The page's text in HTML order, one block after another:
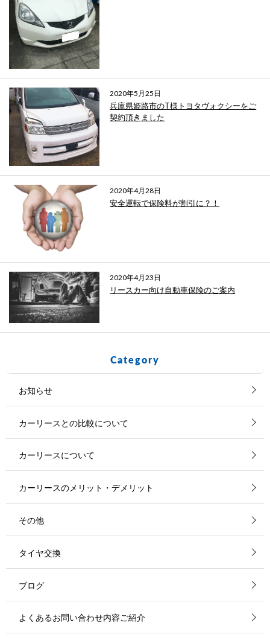
2020年5月25日
兵庫県姫路市のT様トヨタヴォクシーをご
契約頂きました
2020年4月28日
安全運転で保険料が割引に？！
2020年4月23日
リースカー向け自動車保険のご案内
Category
お知らせ
カーリースとの比較について
カーリースについて
カーリースのメリット・デメリット
その他
タイヤ交換
ブログ
よくあるお問い合わせ内容ご紹介